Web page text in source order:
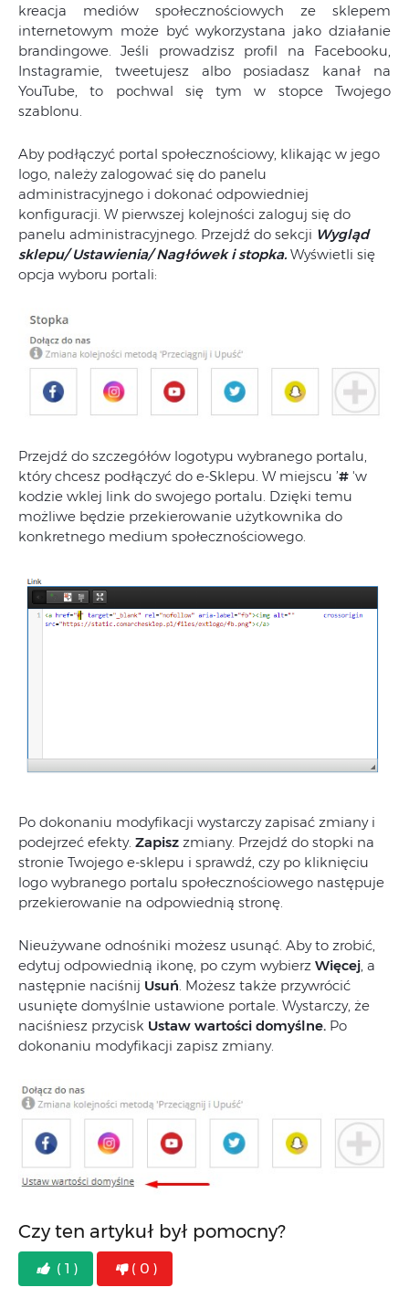
kreacja mediów społecznościowych ze sklepem
internetowym może być wykorzystana jako działanie
brandingowe. Jeśli prowadzisz profil na Facebooku,
Instagramie, tweetujesz albo posiadasz kanał na
YouTube, to pochwal się tym w stopce Twojego
szablonu.
Aby podłączyć portal społecznościowy, klikając w jego
logo, należy zalogować się do panelu
administracyjnego i dokonać odpowiedniej
konfiguracji. W pierwszej kolejności zaloguj się do
panelu administracyjnego. Przejdź do sekcji Wygląd
sklepu/ Ustawienia/ Nagłówek i stopka. Wyświetli się
opcja wyboru portali:
Przejdź do szczegółów logotypu wybranego portalu,
który chcesz podłączyć do e-Sklepu. W miejscu ’# 'w
kodzie wklej link do swojego portalu. Dzięki temu
możliwe będzie przekierowanie użytkownika do
konkretnego medium społecznościowego.
Po dokonaniu modyfikacji wystarczy zapisać zmiany i
podejrzeć efekty. Zapisz zmiany. Przejdź do stopki na
stronie Twojego e-sklepu i sprawdź, czy po kliknięciu
logo wybranego portalu społecznościowego następuje
przekierowanie na odpowiednią stronę.
Nieużywane odnośniki możesz usunąć. Aby to zrobić,
edytuj odpowiednią ikonę, po czym wybierz Więcej , a
następnie naciśnij Usuń . Możesz także przywrócić
usunięte domyślnie ustawione portale. Wystarczy, że
naciśniesz przycisk Ustaw wartości domyślne. Po
dokonaniu modyfikacji zapisz zmiany.
Czy ten artykuł był pomocny?
( 1 ) ( 0 )